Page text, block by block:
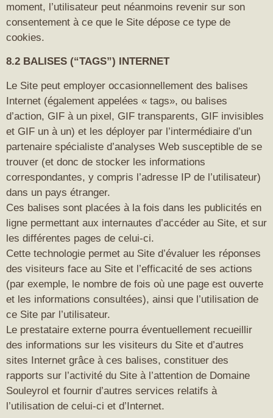
moment, l’utilisateur peut néanmoins revenir sur son
consentement à ce que le Site dépose ce type de
cookies.
8.2 BALISES (“TAGS”) INTERNET
Le Site peut employer occasionnellement des balises
Internet (également appelées « tags», ou balises
d’action, GIF à un pixel, GIF transparents, GIF invisibles
et GIF un à un) et les déployer par l’intermédiaire d’un
partenaire spécialiste d’analyses Web susceptible de se
trouver (et donc de stocker les informations
correspondantes, y compris l’adresse IP de l’utilisateur)
dans un pays étranger.
Ces balises sont placées à la fois dans les publicités en
ligne permettant aux internautes d’accéder au Site, et sur
les différentes pages de celui-ci.
Cette technologie permet au Site d’évaluer les réponses
des visiteurs face au Site et l’efficacité de ses actions
(par exemple, le nombre de fois où une page est ouverte
et les informations consultées), ainsi que l’utilisation de
ce Site par l’utilisateur.
Le prestataire externe pourra éventuellement recueillir
des informations sur les visiteurs du Site et d’autres
sites Internet grâce à ces balises, constituer des
rapports sur l’activité du Site à l’attention de Domaine
Souleyrol et fournir d’autres services relatifs à
l’utilisation de celui-ci et d’Internet.